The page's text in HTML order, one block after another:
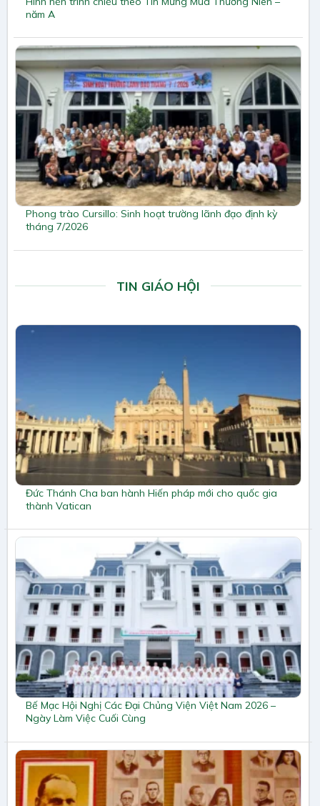
năm A
Phong trào Cursillo: Sinh hoạt trường lãnh đạo định kỳ
tháng 7/2026
TIN GIÁO HỘI
Đức Thánh Cha ban hành Hiến pháp mới cho quốc gia
thành Vatican
Bế Mạc Hội Nghị Các Đại Chủng Viện Việt Nam 2026 –
Ngày Làm Việc Cuối Cùng